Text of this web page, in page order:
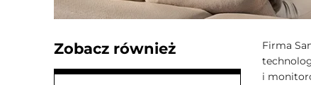
Zobacz również
Firma
i